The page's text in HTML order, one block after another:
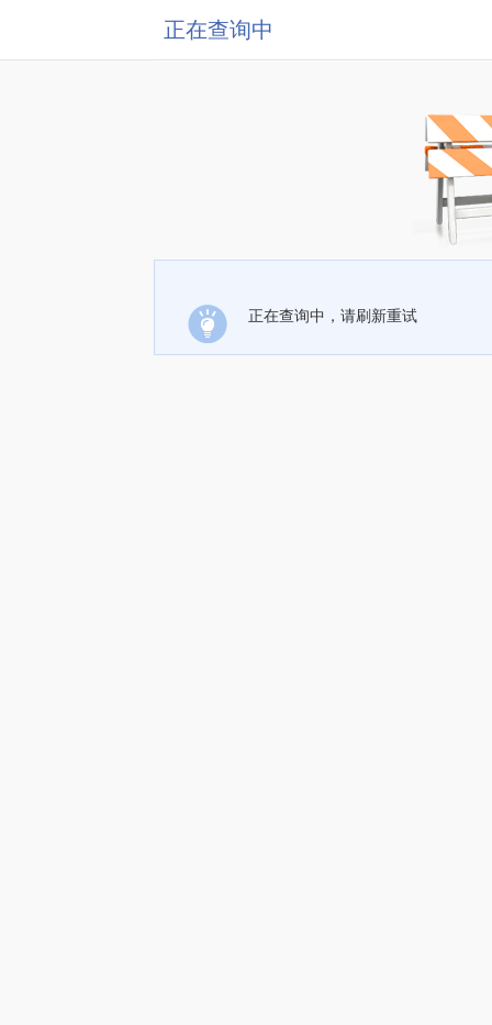
正在查询中
正在查询中，请刷新重试